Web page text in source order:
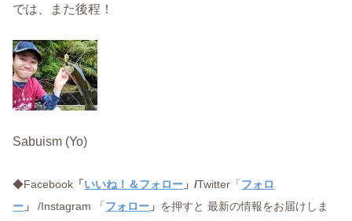
では、また後程！
Sabuism (Yo)
◆Facebook 「 いいね！＆フォロー 」/Twitter「 フォロ
ー 」/Instagram 「 フォロー 」 を押すと 最新の情報をお届けしま